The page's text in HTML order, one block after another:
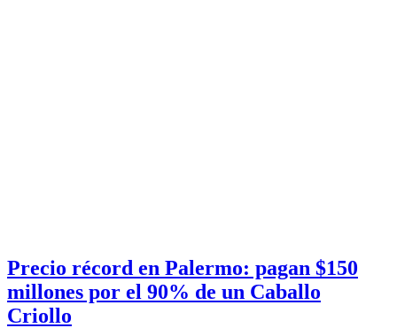
Precio récord en Palermo: pagan $150
millones por el 90% de un Caballo
Criollo